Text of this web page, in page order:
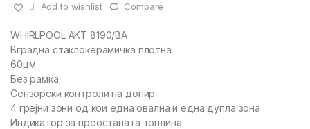
Add to wishlist Compare
WHIRLPOOL AKT 8190/BA
Вградна стаклокерамичка плотна
60цм
Без рамка
Сензорски контроли на допир
4 грејни зони од кои една овална и една дупла зона
Индикатор за преостаната топлина